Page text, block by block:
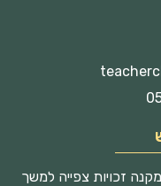
זכויות צפייה למשך